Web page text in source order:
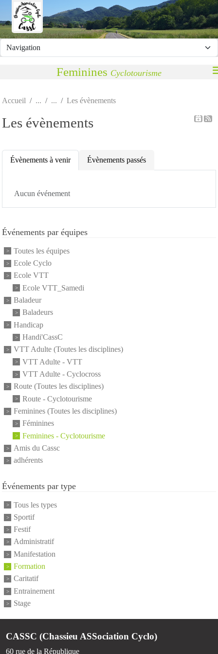
Feminines Cyclotourisme
Accueil Les évènements
Les évènements
Évènements à venir Évènements passés
Aucun événement
Événements par équipes
Toutes les équipes
Ecole Cyclo
Ecole VTT
Ecole VTT_Samedi
Baladeur
Baladeurs
Handicap
Handi'CassC
VTT Adulte (Toutes les disciplines)
VTT Adulte - VTT
VTT Adulte - Cyclocross
Route (Toutes les disciplines)
Route - Cyclotourisme
Feminines (Toutes les disciplines)
Féminines
Feminines - Cyclotourisme
Amis du Cassc
adhérents
Événements par type
Tous les types
Sportif
Festif
Administratif
Manifestation
Formation
Caritatif
Entrainement
Stage
CASSC (Chassieu ASSociation Cyclo)
60 rue de la République
Panneau de gestion des cookies